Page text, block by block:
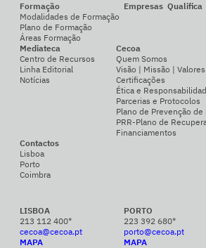
Formação
Modalidades de Formação
Plano de Formação
Áreas Formação
Empresas Qualifica
Mediateca
Centro de Recursos
Linha Editorial
Notícias
Cecoa
Quem Somos
Visão | Missão |
Certificações
Ética e
Parcerias e Protocolos
Plano de Prevenção
PRR-Plano de
Financiamentos
Contactos
Lisboa
Porto
Coimbra
LISBOA
213 112 400*
cecoa@cecoa.pt
MAPA
PORTO
223 392 680*
porto@cecoa.pt
MAPA